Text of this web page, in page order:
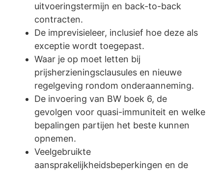
uitvoeringstermijn en back-to-back
contracten.
De imprevisieleer, inclusief hoe deze als
exceptie wordt toegepast.
Waar je op moet letten bij
prijsherzieningsclausules en nieuwe
regelgeving rondom onderaanneming.
De invoering van BW boek 6, de
gevolgen voor quasi-immuniteit en welke
bepalingen partijen het beste kunnen
opnemen.
Veelgebruikte
aansprakelijkheidsbeperkingen en de